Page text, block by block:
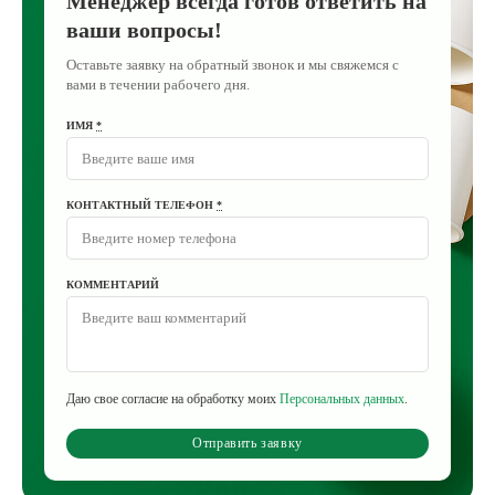
ваши вопросы!
Оставьте заявку на обратный звонок и мы свяжемся с
вами в течении рабочего дня.
ИМЯ *
КОНТАКТНЫЙ ТЕЛЕФОН *
КОММЕНТАРИЙ
Даю свое согласие на обработку моих Персональных данных.
Отправить заявку